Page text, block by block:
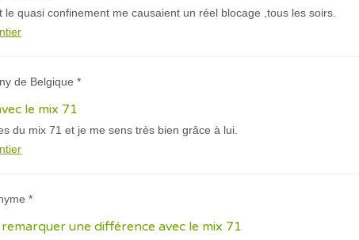
le quasi confinement me causaient un réel blocage ,tous les soirs.
de Belgique *
le mix 71
du mix 71 et je me sens très bien grâce à lui.
*
une différence avec le mix 71